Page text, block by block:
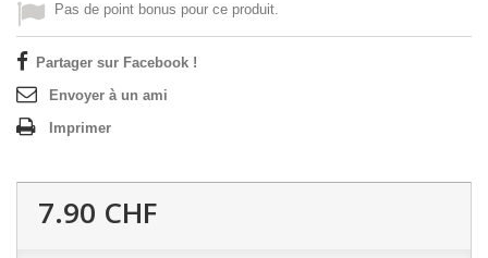
Pas de point bonus pour ce produit.
Partager sur Facebook !
Envoyer à un ami
Imprimer
7.90 CHF